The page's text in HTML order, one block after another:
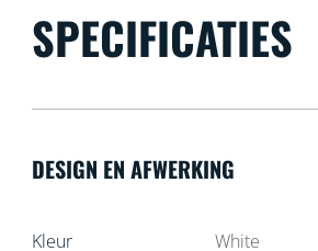
SPECIFICATIES
DESIGN EN AFWERKING
Kleur White